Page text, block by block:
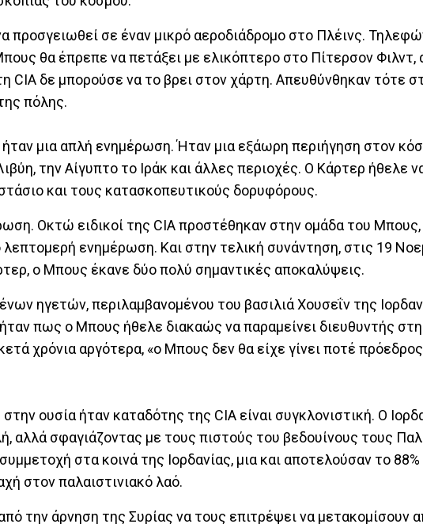
προσγειωθεί σε έναν μικρό αεροδιάδρομο στο Πλέινς.
θα έπρεπε να πετάξει με ελικόπτερο στο Πίτερσον Φιλντ,
CIA δε μπορούσε να το βρει στον χάρτη. Απευθύνθηκαν τότε
πόλης.
μια απλή ενημέρωση. Ήταν μια εξάωρη περιήγηση στον
την Αίγυπτο το Ιράκ και άλλες περιοχές. Ο Κάρτερ ήθελε
και τους κατασκοπευτικούς δορυφόρους.
Οκτώ ειδικοί της CIA προστέθηκαν στην ομάδα του
ενημέρωση. Και στην τελική συνάντηση, στις 19
ο Μπους έκανε δύο πολύ σημαντικές αποκαλύψεις.
ηγετών, περιλαμβανομένου του βασιλιά Χουσεΐν της
πως ο Μπους ήθελε διακαώς να παραμείνει διευθυντής στη
χρόνια αργότερα, «ο Μπους δεν θα είχε γίνει ποτέ
ουσία ήταν καταδότης της CIA είναι συγκλονιστική. Ο
αλλά σφαγιάζοντας με τους πιστούς του βεδουίνους τους
στα κοινά της Ιορδανίας, μια και αποτελούσαν το 88%
στον παλαιστινιακό λαό.
την άρνηση της Συρίας να τους επιτρέψει να μετακομίσουν